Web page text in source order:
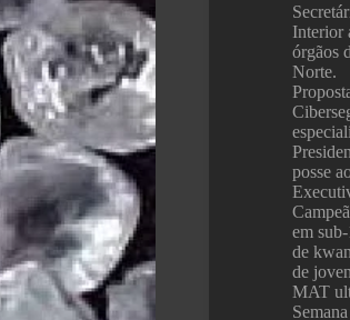
Interior
órgãos
Norte.
posse
em
de
de
MAT